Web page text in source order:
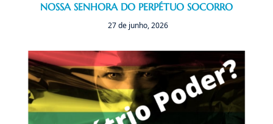
NOSSA SENHORA DO PERPÉTUO SOCORRO
27 de junho, 2026